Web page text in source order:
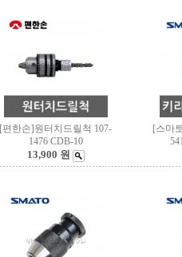
[편한손]원터치드릴척 107-
1476 CDB-10
13,900 원
[스마